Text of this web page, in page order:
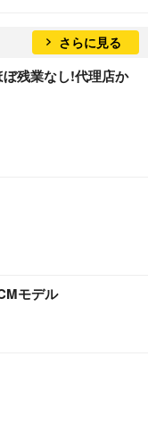
さらに見る
残業なし!代理店か
モデル